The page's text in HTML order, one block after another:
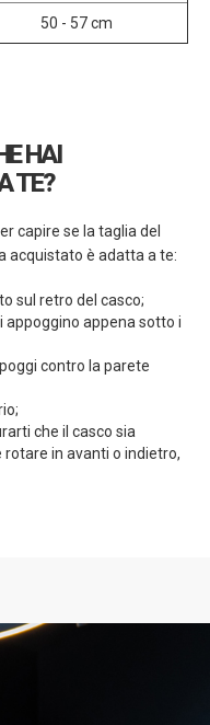
50 - 57 cm
HAI
TE?
capire se la taglia del
acquistato è adatta a te:
sul retro del casco;
appoggino appena sotto i
contro la parete
che il casco sia
rotare in avanti o indietro,